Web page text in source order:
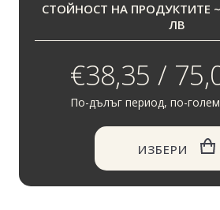
СТОЙНОСТ НА ПРОДУКТИТЕ ~
ЛВ
€38,35 /
По-дълъг период, по-
ИЗБЕРИ